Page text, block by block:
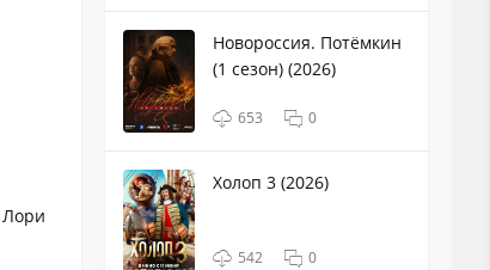
Новороссия. Потёмкин
(1 сезон) (2026)
653 0
Холоп 3 (2026)
542 0